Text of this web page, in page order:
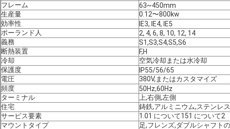
フレーム
63~450mm
生産量
0.12〜800kw
効率性
IE3, IE4, IE5
ポーランド人
2, 4, 6, 8, 10, 12, 14
義務
S1,S3,S4,S5,S6
断熱装置
F,H
冷却
空気冷却または水冷却
保護度
IP55/56/65
電圧
380V,またはカスタマイズ
頻度
50Hz,60Hz
ターミナル
上,右側,左側
住宅
鋳鉄,アルミニウム,ステンレ
サービス要素
1.01 について151 について2
マウントタイプ
足,フレンズ,ダブルシャフト